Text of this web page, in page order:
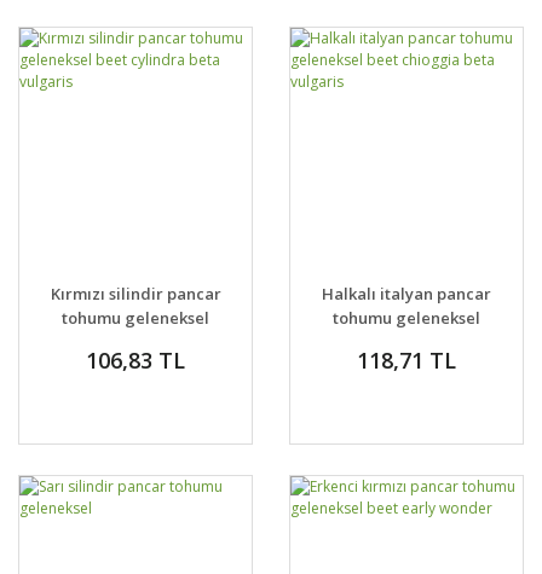
Kırmızı silindir pancar
tohumu geleneksel
vulgaris
106,83 TL
Halkalı italyan pancar
tohumu geleneksel
vulgaris
118,71 TL